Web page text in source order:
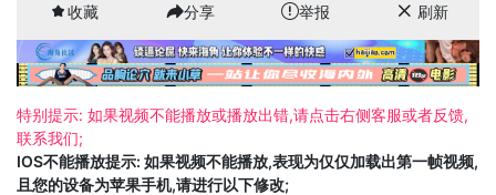
收藏 分享 举报 刷新
特别提示: 如果视频不能播放或播放出错,请点击右侧客服或者反馈,
联系我们;
IOS不能播放提示: 如果视频不能播放,表现为仅仅加载出第一帧视频,
且您的设备为苹果手机,请进行以下修改;